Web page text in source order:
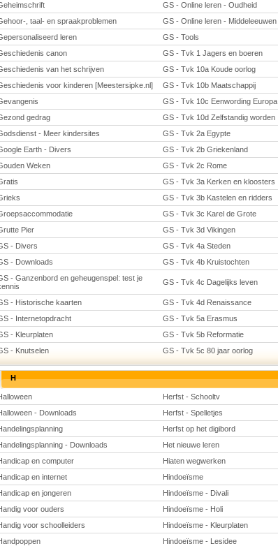
GS - Online leren - Oudheid
, taal- en spraakproblemen
GS - Online leren - Middeleeuwen
leren
GS - Tools
canon
GS - Tvk 1 Jagers en boeren
van het schrijven
GS - Tvk 10a Koude oorlog
voor kinderen [Meestersipke.nl]
GS - Tvk 10b Maatschappij
GS - Tvk 10c Eenwording Europa
gedrag
GS - Tvk 10d Zelfstandig worden
- Meer kindersites
GS - Tvk 2a Egypte
Earth - Divers
GS - Tvk 2b Griekenland
Weken
GS - Tvk 2c Rome
GS - Tvk 3a Kerken en kloosters
GS - Tvk 3b Kastelen en ridders
GS - Tvk 3c Karel de Grote
Pier
GS - Tvk 3d Vikingen
- Divers
GS - Tvk 4a Steden
- Downloads
GS - Tvk 4b Kruistochten
- Ganzenbord en geheugenspel: test je
GS - Tvk 4c Dagelijks leven
- Historische kaarten GS - Tvk 4d Renaissance
- Internetopdracht
GS - Tvk 5a Erasmus
- Kleurplaten
GS - Tvk 5b Reformatie
- Knutselen
GS - Tvk 5c 80 jaar oorlog
H
Herfst - Schooltv
- Downloads
Herfst - Spelletjes
Herfst op het digibord
- Downloads
Het nieuwe leren
en computer
Hiaten wegwerken
en internet
Hindoeïsme
en jongeren
Hindoeïsme - Divali
voor ouders
Hindoeïsme - Holi
voor schoolleiders
Hindoeïsme - Kleurplaten
Hindoeïsme - Lesidee